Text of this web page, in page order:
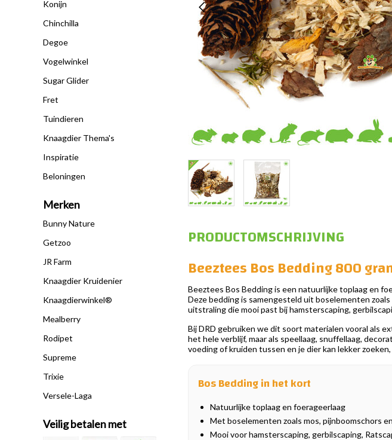
Konijn
Chinchilla
Degoe
Vogelwinkel
Sugar Glider
Fret
Tuindieren
Knaagdier Thema's
Inspiratie
Beloningen
Merken
Bunny Nature
Getzoo
JR Farm
Knaagdier Kruidenier
Knaagdierwinkel®
Mealberry
Rodipet
Supreme
Trixie
Versele-Laga
Veilig betalen met
PRODUCTOMSCHRIJVING
Beeztees Bos Bedding 800
Beeztees Bos Bedding is een natuurlijke toplaag en
Deze bedding is samengesteld uit boselementen
uitstraling die mooi past bij hamsterscaping,
Bij DRD gebruiken we dit soort materialen vooral als
het hele verblijf, maar als speellaag, snuffellaag,
voeding of kruiden tussen en je dier kan lekker
Bos Bedding in het kort
Natuurlijke toplaag en foerageerlaag
Met boselementen zoals mos, pijnboomschors
Mooi voor hamsterscaping, gerbilscaping,